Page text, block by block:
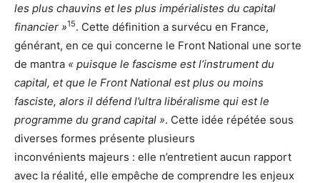
les plus chauvins et les plus impérialistes du capital
financier »15. Cette définition a survécu en France,
générant, en ce qui concerne le Front National une sorte
de mantra « puisque le fascisme est l’instrument du
capital, et que le Front National est plus ou moins
fasciste, alors il défend l’ultra libéralisme qui est le
programme du grand capital ». Cette idée répétée sous
diverses formes présente plusieurs
inconvénients majeurs : elle n’entretient aucun rapport
avec la réalité, elle empêche de comprendre les enjeux